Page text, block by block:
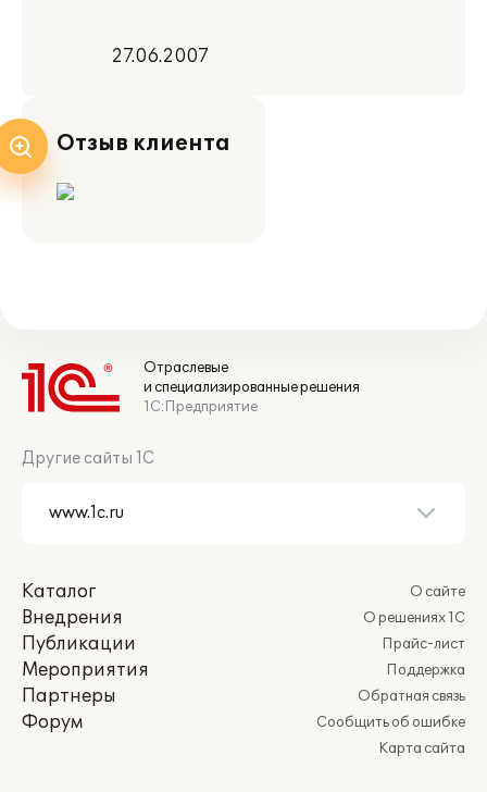
27.06.2007
Отзыв клиента
Отраслевые
и специализированные решения
1С:Предприятие
Другие сайты 1С
Каталог
Внедрения
Публикации
Мероприятия
Партнеры
Форум
О сайте
О решениях 1С
Прайс-лист
Поддержка
Обратная связь
Сообщить об ошибке
Карта сайта